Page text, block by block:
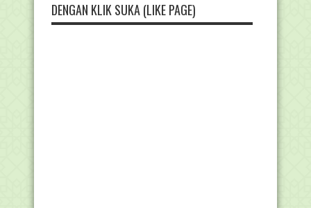
DENGAN KLIK SUKA (LIKE PAGE)